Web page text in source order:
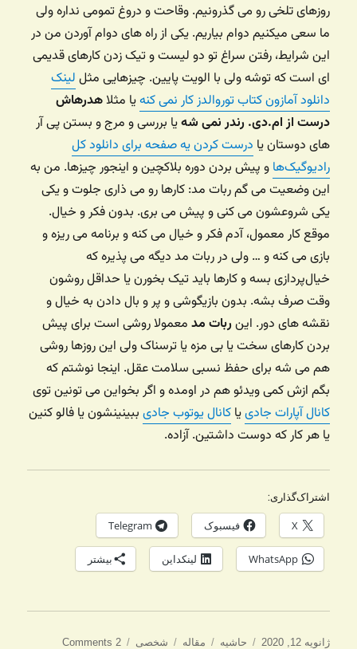
روزهای تلخی رو می گذرونیم. وقاحت و دروغ تمومی نداره ولی
ما سعی میکنیم دوام بیاریم. یکی از راه های دوام آوردن من در
این شرایط، رفتن سراغ تو دو لیست و تیک زدن کارهای قدیمی
ای است که توشه ولی با الویت پایین. چیزهایی مثل لینک
دانلود آمازون کتاب توروالدز کار نمی کنهیا مثلاهدرهاش
درست از ام.دی. رندر نمی شهیا بررسی و مرج و بستن پی آر
های دوستان یا درست کردن یه صفحه برای دانلود کل
رادیوگیک‌ها و پیش بردن دوره بلاکچین و اینجور چیزها. من به
این وضعیت می گم ربات مد: کارها رو می ذاری جلوت و یکی
یکی شروعشون می کنی و پیش می بری. بدون فکر و خیال.
موقع کار معمول، آدم فکر و خیال می کنه و برنامه می ریزه و
بازی می کنه و … ولی در ربات مد دیگه می پذیره که
خیال‌پردازی بسه و کارها باید تیک بخورن یا حداقل روشون
وقت صرف بشه. بدون بازیگوشی و پر و بال دادن به خیال و
نقشه های دور. اینربات مد ‌ معمولا روشی است برای پیش
بردن کارهای سخت یا بی مزه یا ترسناک ولی این روزها روشی
هم می شه برای حفظ نسبی سلامت عقل. اینجا نوشتم که
بگم ازش کمی ویدئو هم در اومده و اگر بخواین می تونین توی
کانال آپارات جادییاکانال یوتوب جادی ببینینشون یا فالو کنین
یا هر کار که دوست داشتین. آزاده.
اشتراک‌گذاری:
X فیسبوک Telegram
WhatsApp لینکداین بیشتر
ارسال
ژانویه 12, 2020 ساختار
حاشیه دسته‌ها
مقاله برچسب‌ها
شخصی 2 Comments